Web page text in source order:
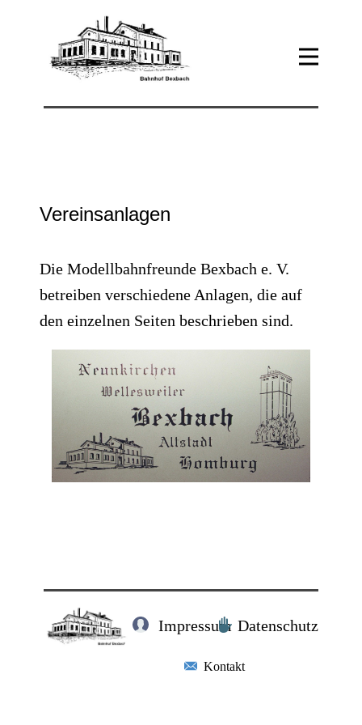
Vereinsanlagen
Die Modellbahnfreunde Bexbach e. V.
betreiben verschiedene Anlagen, die auf
den einzelnen Seiten beschrieben sind.
Impressum Datenschutz
Kontakt